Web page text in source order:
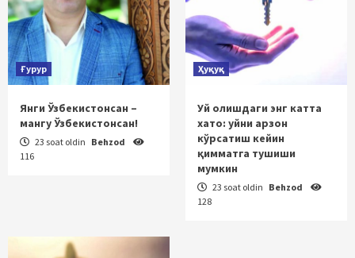
Ғурур
Янги Ўзбекистонсан –
мангу Ўзбекистонсан!
23 soat oldin Behzod
116
Ҳуқуқ
Уй олишдаги энг катта
хато: уйни арзон
кўрсатиш кейин
қимматга тушиши
мумкин
23 soat oldin Behzod
128